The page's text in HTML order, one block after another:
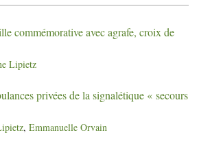
commémorative avec agrafe, croix de
Lipietz
privées de la signalétique « secours
, Emmanuelle Orvain